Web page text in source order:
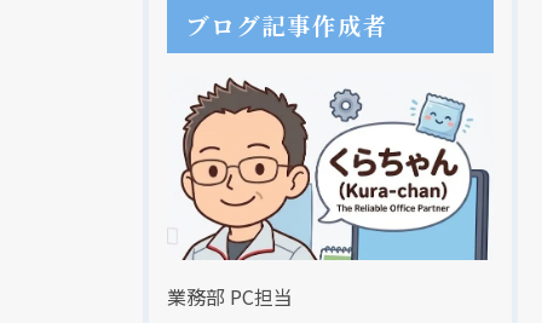
ブログ記事作成者
業務部 PC担当